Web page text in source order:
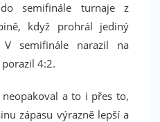
semifinále turnaje z
když prohrál jediný
semifinále narazil na
4:2.
a to i přes to,
zápasu výrazně lepší a